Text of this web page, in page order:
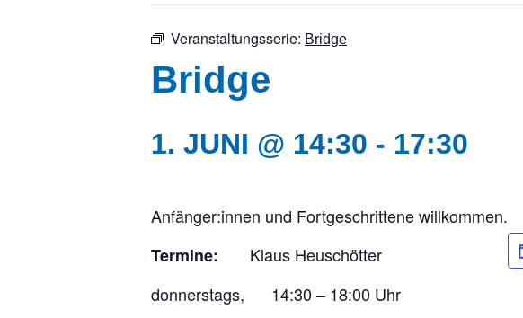
Veranstaltungsserie: Bridge
Bridge
1. JUNI @ 14:30 - 17:30
Anfänger:innen und Fortgeschrittene willkommen.
Termine: Klaus Heuschötter
donnerstags, 14:30 – 18:00 Uhr